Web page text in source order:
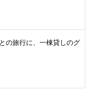
の旅行に、一棟貸しのグ